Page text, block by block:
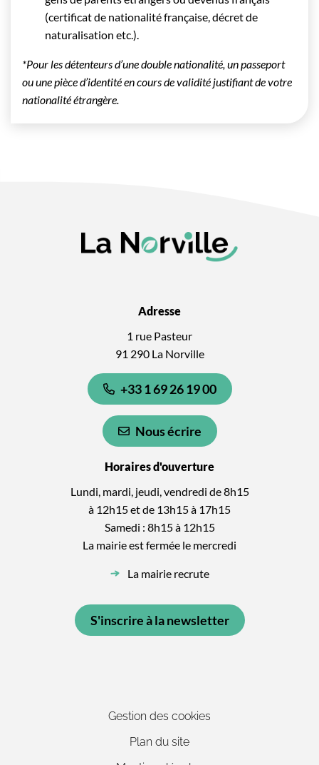
(certificat de nationalité française, décret de
naturalisation etc.).
*Pour les détenteurs d’une double nationalité, un passeport
ou une pièce d’identité en cours de validité justifiant de votre
nationalité étrangère.
Adresse
1 rue Pasteur
91 290 La Norville
+33 1 69 26 19 00
Nous écrire
Horaires d'ouverture
Lundi, mardi, jeudi, vendredi de 8h15
à 12h15 et de 13h15 à 17h15
Samedi : 8h15 à 12h15
La mairie est fermée le mercredi
La mairie recrute
S'inscrire à la newsletter
Gestion des cookies
Plan du site